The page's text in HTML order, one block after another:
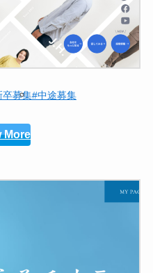
卒募集#中途募集
More